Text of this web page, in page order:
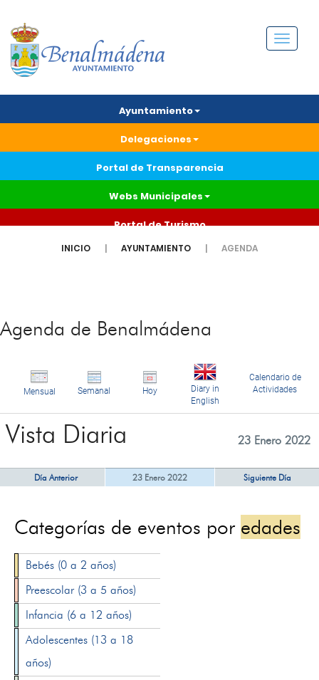
Menú
Ayuntamiento
Delegaciones
Portal de Transparencia
Webs Municipales
Portal de Turismo
INICIO AYUNTAMIENTO AGENDA
Agenda de Benalmádena
Mensual Semanal Hoy
Diary in
English
Calendario de
Actividades
Vista Diaria 23 Enero 2022
Día Anterior 23 Enero 2022 Siguiente Día
Categorías de eventos por edades
Bebés (0 a 2 años)
Preescolar (3 a 5 años)
Infancia (6 a 12 años)
Adolescentes (13 a 18
años)